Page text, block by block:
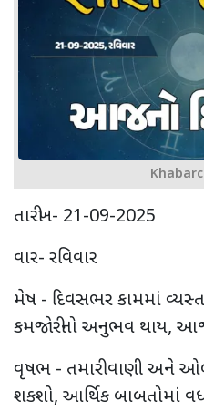
તારીખ- 21-09-2025
વાર- રવિવાર
મેષ - દિવસભર કામમાં
કમજોરીનો અનુભવ થાય,
વૃષભ - તમારી વાણી અને
શકશો, આર્થિક બાબતોમાં